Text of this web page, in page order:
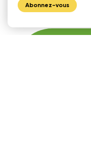
Abonnez-vous